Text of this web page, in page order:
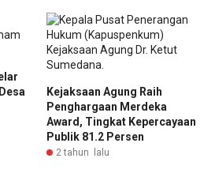
Kejaksaan Agung Raih
Penghargaan Merdeka
Award, Tingkat Kepercayaan
Publik 81.2 Persen
2 tahun lalu